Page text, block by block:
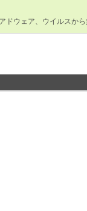
ドウェア、ウイルスか